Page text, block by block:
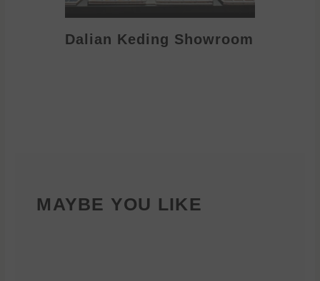
Dalian Keding Showroom
MAYBE YOU LIKE